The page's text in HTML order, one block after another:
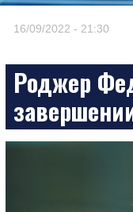
16/09/2022 - 21:30
Роджер